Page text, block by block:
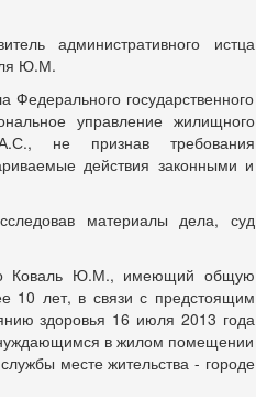
административного истца
Ю.М.
Федерального государственного
управление жилищного
не признав требования
действия законными и
материалы дела, суд
Коваль Ю.М., имеющий общую
10 лет, в связи с предстоящим
здоровья 16 июля 2013 года
в жилом помещении
месте жительства - городе